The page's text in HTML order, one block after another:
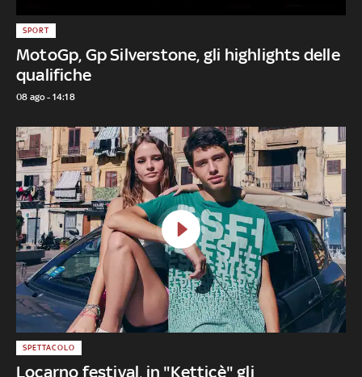
MotoGp, Gp Silverstone, gli highlights delle
qualifiche
SPORT
08 ago - 14:18
Locarno festival, in "Ketticè" gli
SPETTACOLO